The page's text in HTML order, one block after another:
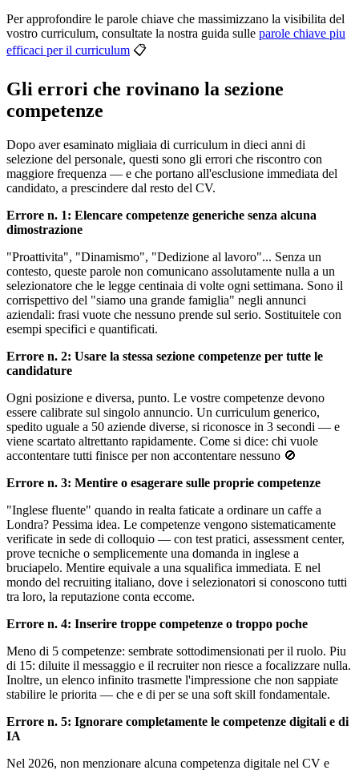
Per approfondire le parole chiave che massimizzano la visibilita del
vostro curriculum, consultate la nostra guida sulle parole chiave piu
efficaci per il curriculum 📋
Gli errori che rovinano la sezione
competenze
Dopo aver esaminato migliaia di curriculum in dieci anni di
selezione del personale, questi sono gli errori che riscontro con
maggiore frequenza — e che portano all'esclusione immediata del
candidato, a prescindere dal resto del CV.
Errore n. 1: Elencare competenze generiche senza alcuna
dimostrazione
"Proattivita", "Dinamismo", "Dedizione al lavoro"... Senza un
contesto, queste parole non comunicano assolutamente nulla a un
selezionatore che le legge centinaia di volte ogni settimana. Sono il
corrispettivo del "siamo una grande famiglia" negli annunci
aziendali: frasi vuote che nessuno prende sul serio. Sostituitele con
esempi specifici e quantificati.
Errore n. 2: Usare la stessa sezione competenze per tutte le
candidature
Ogni posizione e diversa, punto. Le vostre competenze devono
essere calibrate sul singolo annuncio. Un curriculum generico,
spedito uguale a 50 aziende diverse, si riconosce in 3 secondi — e
viene scartato altrettanto rapidamente. Come si dice: chi vuole
accontentare tutti finisce per non accontentare nessuno 🚫
Errore n. 3: Mentire o esagerare sulle proprie competenze
"Inglese fluente" quando in realta faticate a ordinare un caffe a
Londra? Pessima idea. Le competenze vengono sistematicamente
verificate in sede di colloquio — con test pratici, assessment center,
prove tecniche o semplicemente una domanda in inglese a
bruciapelo. Mentire equivale a una squalifica immediata. E nel
mondo del recruiting italiano, dove i selezionatori si conoscono tutti
tra loro, la reputazione conta eccome.
Errore n. 4: Inserire troppe competenze o troppo poche
Meno di 5 competenze: sembrate sottodimensionati per il ruolo. Piu
di 15: diluite il messaggio e il recruiter non riesce a focalizzare nulla.
Inoltre, un elenco infinito trasmette l'impressione che non sappiate
stabilire le priorita — che e di per se una soft skill fondamentale.
Errore n. 5: Ignorare completamente le competenze digitali e di
IA
Nel 2026, non menzionare alcuna competenza digitale nel CV e